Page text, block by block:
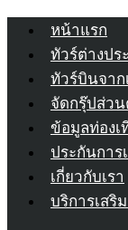
หน้าแรก
ทัวร์ต่างปร
ทัวร์บินจาก
จัดกรุ๊ปส่วน
ข้อมูลท่องเ
ประกันการ
เกี่ยวกับเรา
บริการเสริ